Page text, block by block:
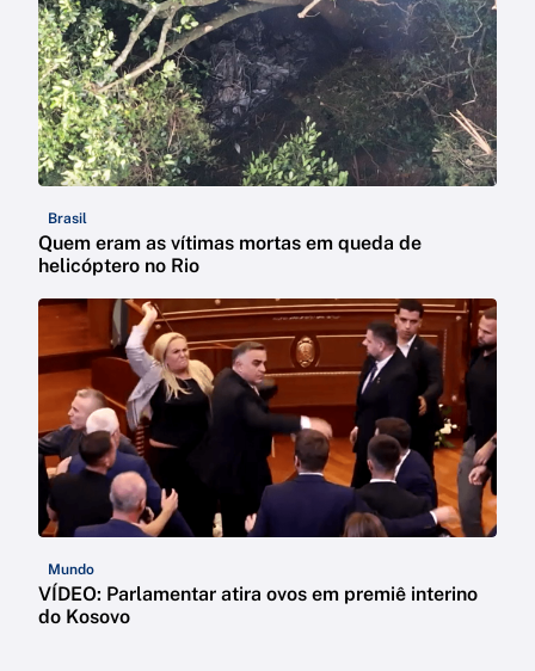
Brasil
Quem eram as vítimas mortas em queda de
helicóptero no Rio
Mundo
VÍDEO: Parlamentar atira ovos em premiê interino
do Kosovo